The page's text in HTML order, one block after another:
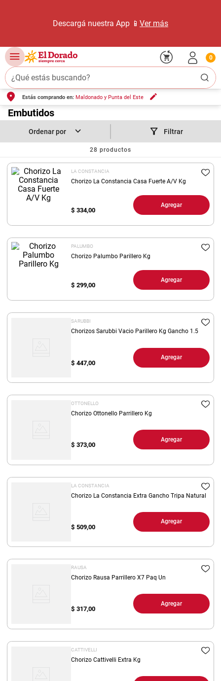
Descargá nuestra App 📱 Ver más
¿Qué estás buscando?
0
Estás comprando en: Maldonado y Punta del Este
Embutidos
Filtrar
28 productos
LA CONSTANCIA
Chorizo La Constancia Casa Fuerte A/V Kg
$ 334,00
Agregar
PALUMBO
Chorizo Palumbo Parillero Kg
$ 299,00
Agregar
SARUBBI
Chorizos Sarubbi Vacio Parillero Kg Gancho 1.5
$ 447,00
Agregar
OTTONELLO
Chorizo Ottonello Parrillero Kg
$ 373,00
Agregar
LA CONSTANCIA
Chorizo La Constancia Extra Gancho Tripa Natural
$ 509,00
Agregar
RAUSA
Chorizo Rausa Parrillero X7 Paq Un
$ 317,00
Agregar
CATTIVELLI
Chorizo Cattivelli Extra Kg
TÉRMINOS MÁS BUSCADOS
leche
4. queso
5. pollo
. bondiola
. fideos